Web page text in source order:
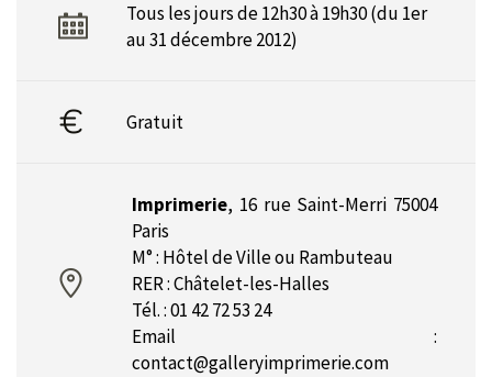
Tous les jours de 12h30 à 19h30(du 1er
au 31 décembre 2012)
Gratuit
Imprimerie, 16 rue Saint-Merri 75004
Paris
M° : Hôtel de Ville ou Rambuteau
RER : Châtelet-les-Halles
Tél. : 01 42 72 53 24
Email :
contact@galleryimprimerie.com